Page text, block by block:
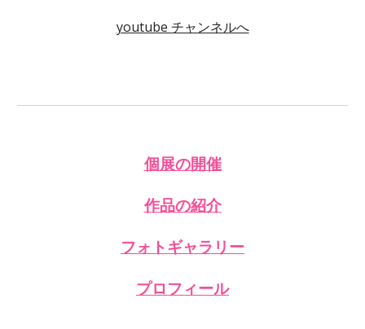
youtube チャンネルへ
個展の開催
作品の紹介
フォトギャラリー
プロフィール